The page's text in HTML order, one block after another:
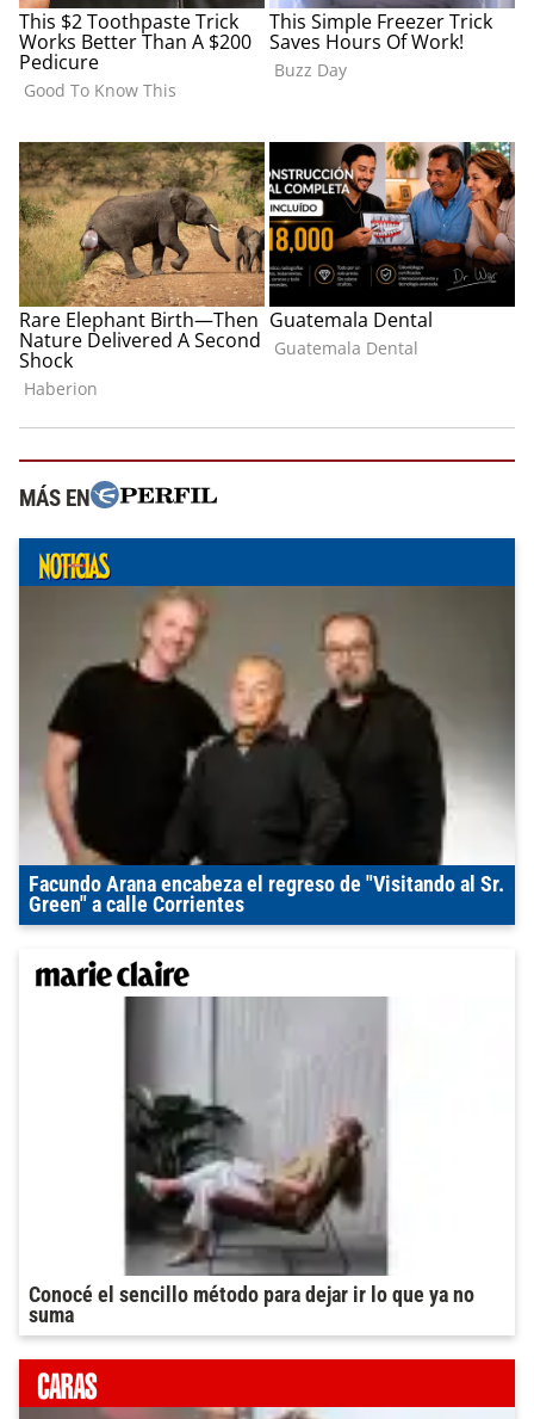
MÁS EN
Facundo Arana encabeza el regreso de "Visitando al Sr.
Green" a calle Corrientes
Conocé el sencillo método para dejar ir lo que ya no
suma